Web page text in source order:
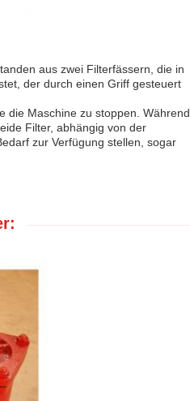
aus zwei Filterfässern, die in
der durch einen Griff gesteuert
die Maschine zu stoppen. Während
Filter, abhängig von der
zur Verfügung stellen, sogar